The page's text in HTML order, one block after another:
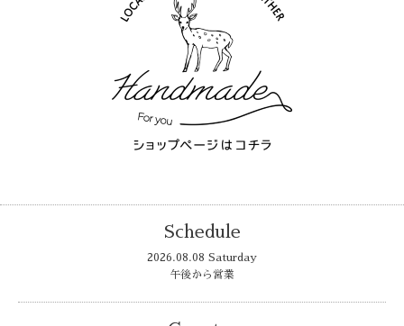
Schedule
2026.08.08 Saturday
午後から営業